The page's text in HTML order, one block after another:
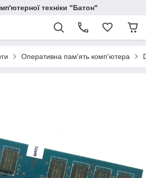
техніки "Батон"
Оперативна пам'ять комп'ютера